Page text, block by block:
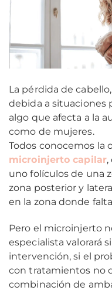
La pérdida de
debida a situaciones
algo que afecta a la
como de mujeres.
Todos conocemos la
microinjerto capilar,
uno folículos de una
zona posterior y
en la zona donde
Pero el microinjerto
especialista valorará
intervención, si el
con tratamientos no
combinación de